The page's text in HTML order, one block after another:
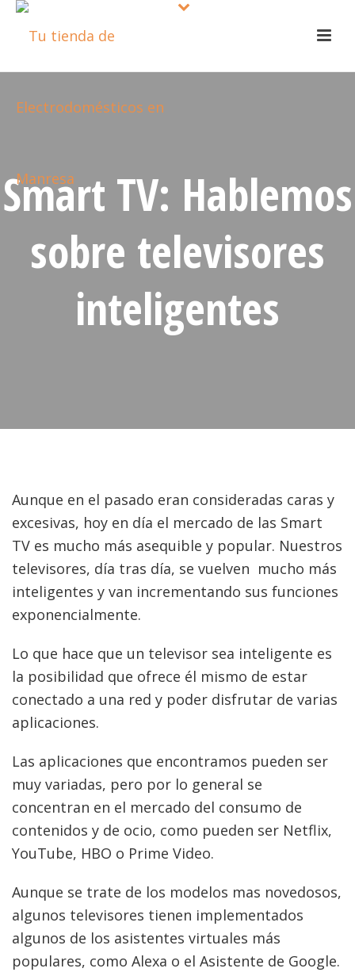
Smart TV: Hablemos
sobre televisores
inteligentes
Aunque en el pasado eran consideradas caras y
excesivas, hoy en día el mercado de las Smart
TV es mucho más asequible y popular. Nuestros
televisores, día tras día, se vuelven mucho más
inteligentes y van incrementando sus funciones
exponencialmente.
Lo que hace que un televisor sea inteligente es
la posibilidad que ofrece él mismo de estar
conectado a una red y poder disfrutar de varias
aplicaciones.
Las aplicaciones que encontramos pueden ser
muy variadas, pero por lo general se
concentran en el mercado del consumo de
contenidos y de ocio, como pueden ser Netflix,
YouTube, HBO o Prime Video.
Aunque se trate de los modelos mas novedosos,
algunos televisores tienen implementados
algunos de los asistentes virtuales más
populares, como Alexa o el Asistente de Google.